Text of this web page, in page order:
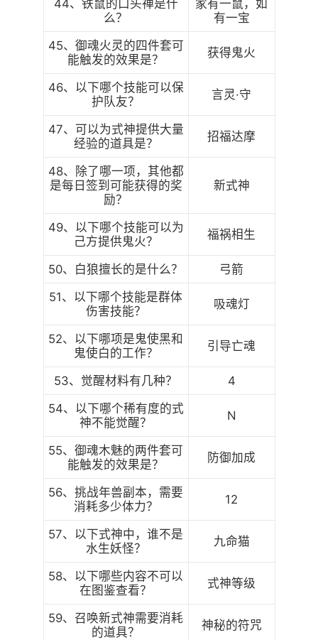
44、铁鼠的口头禅是什
么？
家有一鼠，如
有一宝
45、御魂火灵的四件套可
能触发的效果是？
获得鬼火
46、以下哪个技能可以保
护队友？
言灵·守
47、可以为式神提供大量
经验的道具是？
招福达摩
48、除了哪一项，其他都
是每日签到可能获得的奖
励？
新式神
49、以下哪个技能可以为
己方提供鬼火？
福祸相生
50、白狼擅长的是什么？
弓箭
51、以下哪个技能是群体
伤害技能？
吸魂灯
52、以下哪项是鬼使黑和
鬼使白的工作？
引导亡魂
53、觉醒材料有几种？
4
54、以下哪个稀有度的式
神不能觉醒？
N
55、御魂木魅的两件套可
能触发的效果是？
防御加成
56、挑战年兽副本，需要
消耗多少体力？
12
57、以下式神中，谁不是
水生妖怪？
九命猫
58、以下哪些内容不可以
在图鉴查看？
式神等级
59、召唤新式神需要消耗
的道具？
神秘的符咒